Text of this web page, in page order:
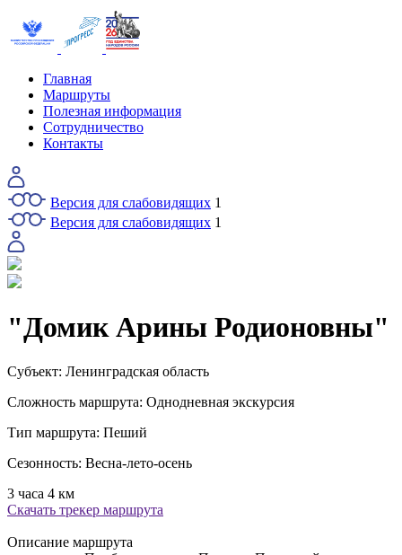
Главная
Маршруты
Полезная информация
Сотрудничество
Контакты
Версия для слабовидящих 1
Версия для слабовидящих 1
"Домик Арины Родионовны"
Субъект: Ленинградская область
Сложность маршрута: Однодневная экскурсия
Тип маршрута: Пеший
Сезонность: Весна-лето-осень
3 часа 4 км
Скачать трекер маршрута
Описание маршрута